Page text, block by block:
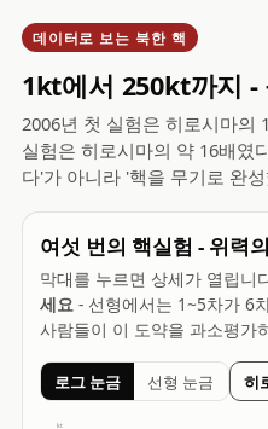
데이터로 보는 북한 핵
1kt에서 250kt까지 -
2006년 첫 실험은 히로시마의
실험은 히로시마의 약 16배였
다'가 아니라 '핵을 무기로 완
여섯 번의 핵실험 - 위력
막대를 누르면 상세가 열립니
세요 - 선형에서는 1~5차가 6
사람들이 이 도약을 과소평가
로그 눈금 선형 눈금 히
kt